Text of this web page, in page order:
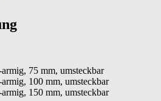
75 mm, umsteckbar
100 mm, umsteckbar
150 mm, umsteckbar